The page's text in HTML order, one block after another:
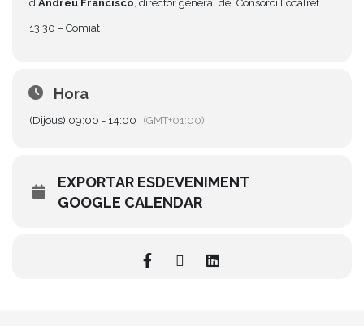
d’Andreu Francisco, director general del Consorci Localret
13:30 – Comiat
Hora
(Dijous) 09:00 - 14:00 (GMT+01:00)
EXPORTAR ESDEVENIMENT
GOOGLE CALENDAR